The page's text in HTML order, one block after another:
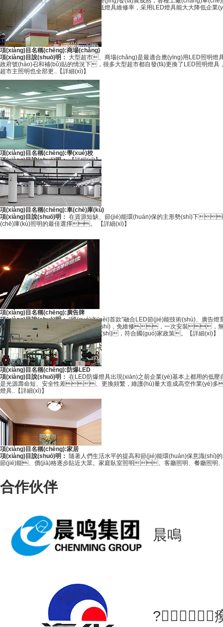
以上，LED燈具壽命長(zhǎng)能降低燈具維修率，采用LED燈具能大大降低企
(shì)。【詳細(xì)】
項(xiàng)目名稱(chēng):商場(chǎng)
項(xiàng)目說(shuō)明： 大型超市、商場(chǎng)是最適合應(yīng)用LED照
政府號(hào)召和補(bǔ)貼的情況下，很多大型超市都自發(fā)更換了LED照明
超市主照明也全部更.. 【詳細(xì)】
項(xiàng)目名稱(chēng):學(xué)校
項(xiàng)目說(shuō)明： 【詳細(xì)】
項(xiàng)目名稱(chēng):車(chē)庫(kù)
項(xiàng)目說(shuō)明： 在資源短缺、節(jié)能環(huán)保的主形勢(shì)下
(chē)庫(kù)照明的最佳選擇。
【詳細(xì)】
項(xiàng)目名稱(chēng):廣告牌
項(xiàng)目說(shuō)明：“國(guó)內(nèi)首款”融合LED節(jié)能技術(shù)、廣
…壽命長(zhǎng)達(dá)5萬(wàn)小時(shí)，免維修，一次安裝，
電。 …順應(yīng)時(shí)代趨勢(shì)，符合國(guó)家政策。
【詳細(xì)】
項(xiàng)目名稱(chēng):防爆LED
項(xiàng)目說(shuō)明： 在LED防爆燈具出現(xiàn)之前企業(yè)基本上都用的
是光源壽命短、安全性差、更換頻繁，維護(hù)量大造成高空作業
燈具.. 【詳細(xì)】
項(xiàng)目名稱(chēng):家居
項(xiàng)目說(shuō)明： 隨著人們生活水平的提高和節(jié)能環(huán)保意識
節(jié)能、價(jià)格逐步貼近大眾。家庭臥室照明、客廳照明、餐廳
合作伙伴
晨鳴
?